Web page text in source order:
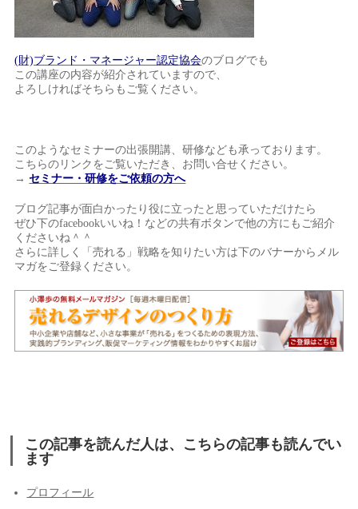
(財)ブランド・マネージャー認定協会のブログでも
この講座の内容が紹介されていますので、
よろしければそちらもご覧ください。
このようなセミナーの出張開講、研修なども承っております。
こちらのリンクをご覧いただき、お問い合せください。
→セミナー・研修をご依頼の方へ
ブログ記事が面白かったり役に立ったと思っていただけたら
ぜひ下のfacebookいいね！などの共有ボタンで他の方にもご紹介
くださいね＾＾
さらに詳しく「売れる」戦略を知りたい方は下のバナーからメル
マガをご登録ください。
この記事を読んだ人は、こちらの記事も読んでい
ます
プロフィール